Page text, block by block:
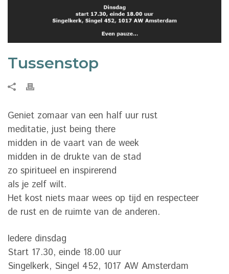
Tussenstop
Geniet zomaar van een half uur rust
meditatie, just being there
midden in de vaart van de week
midden in de drukte van de stad
zo spiritueel en inspirerend
als je zelf wilt.
Het kost niets maar wees op tijd en respecteer
de rust en de ruimte van de anderen.
Iedere dinsdag
Start 17.30, einde 18.00 uur
Singelkerk, Singel 452, 1017 AW Amsterdam